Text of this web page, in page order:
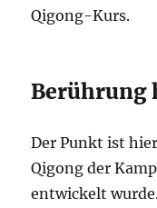
Qigong-Kurs.
Berührung
Der Punkt ist
Qigong der
entwickelt